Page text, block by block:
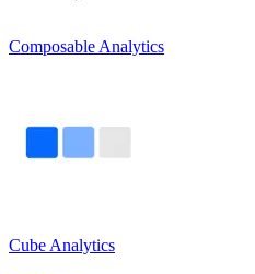
Composable Analytics
Cube Analytics